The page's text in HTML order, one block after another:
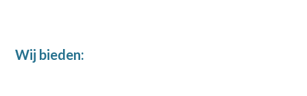
Wij bieden:
Veenendaal